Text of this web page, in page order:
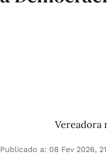
Vereadora
Publicado a: 08 Fev 2026,